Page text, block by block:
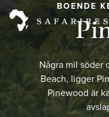
BOENDE
Några mil söder
Beach, ligger
Pinewood är